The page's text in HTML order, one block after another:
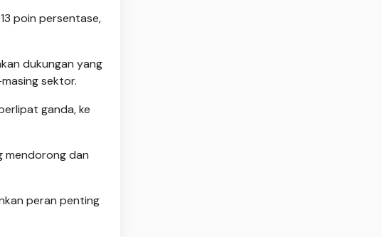
poin persentase,
dukungan yang
sektor.
ganda, ke
mendorong dan
peran penting